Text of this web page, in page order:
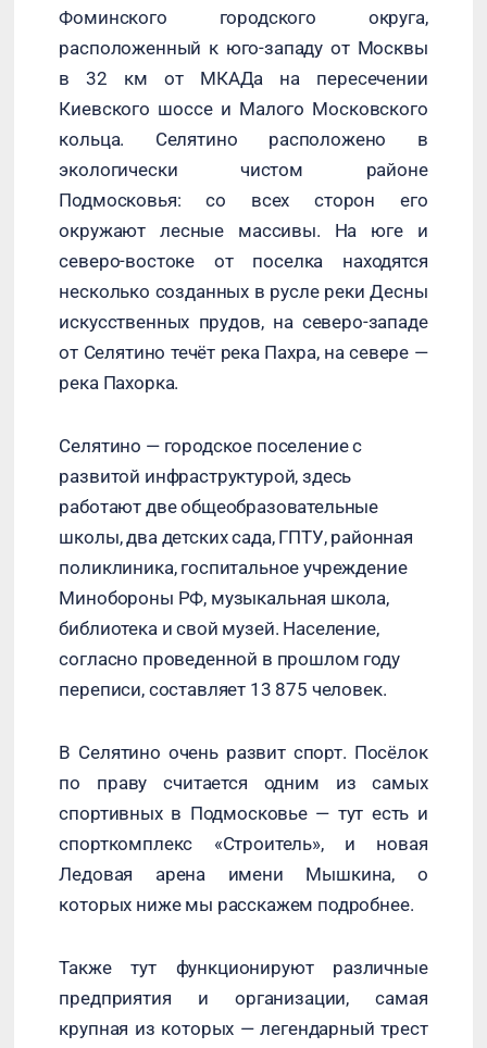
Фоминского городского округа,
расположенный к юго-западу от Москвы
в 32 км от МКАДа на пересечении
Киевского шоссе и Малого Московского
кольца. Селятино расположено в
экологически чистом районе
Подмосковья: со всех сторон его
окружают лесные массивы. На юге и
северо-востоке от поселка находятся
несколько созданных в русле реки Десны
искусственных прудов, на северо-западе
от Селятино течёт река Пахра, на севере —
река Пахорка.
Селятино — городское поселение с
развитой инфраструктурой, здесь
работают две общеобразовательные
школы, два детских сада, ГПТУ, районная
поликлиника, госпитальное учреждение
Минобороны РФ, музыкальная школа,
библиотека и свой музей. Население,
согласно проведенной в прошлом году
переписи, составляет 13 875 человек.
В Селятино очень развит спорт. Посёлок
по праву считается одним из самых
спортивных в Подмосковье — тут есть и
спорткомплекс «Строитель», и новая
Ледовая арена имени Мышкина, о
которых ниже мы расскажем подробнее.
Также тут функционируют различные
предприятия и организации, самая
крупная из которых — легендарный трест